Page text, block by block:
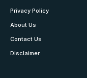
Privacy Policy
About Us
Contact Us
Disclaimer